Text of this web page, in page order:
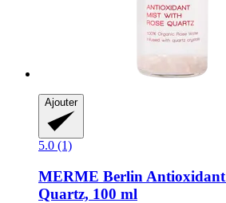
Ajouter
5.0 (1)
MERME Berlin
Quartz, 100 ml